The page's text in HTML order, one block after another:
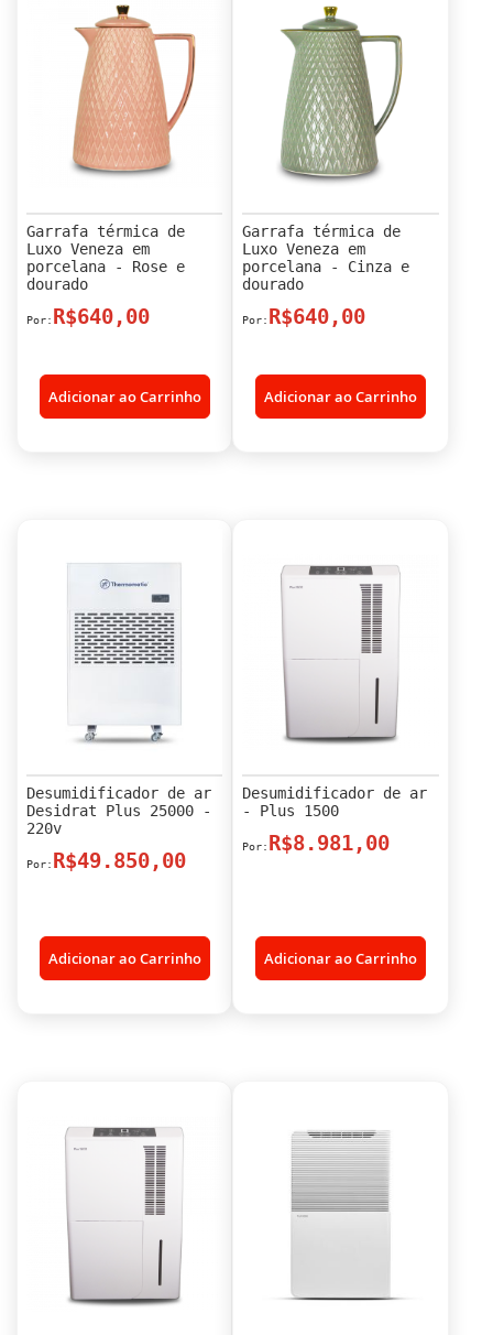
Garrafa térmica de
Luxo Veneza em
porcelana - Rose e
dourado
R$640,00
Adicionar ao Carrinho
Garrafa térmica de
Luxo Veneza em
porcelana - Cinza e
dourado
R$640,00
Adicionar ao Carrinho
Desumidificador de ar
Desidrat Plus 25000 -
220v
R$49.850,00
Adicionar ao Carrinho
Desumidificador de ar
- Plus 1500
R$8.981,00
Adicionar ao Carrinho